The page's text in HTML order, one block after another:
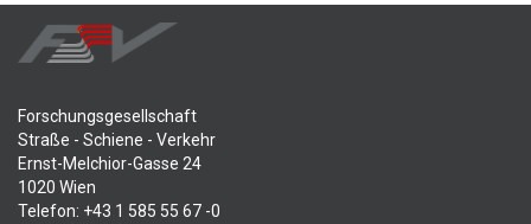
Forschungsgesellschaft
Straße - Schiene - Verkehr
Ernst-Melchior-Gasse 24
1020 Wien
Telefon: +43 1 585 55 67 -0